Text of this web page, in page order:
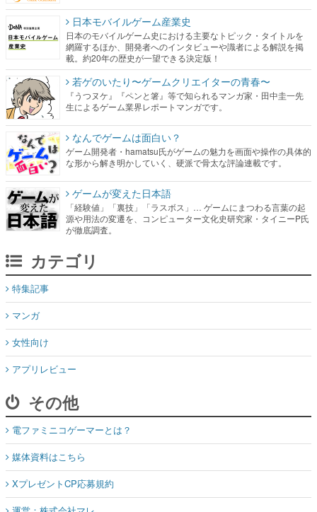
日本モバイルゲーム産業史
日本のモバイルゲーム史における主要なトピック・タイトルを
網羅するほか、開発者へのインタビューや識者による解説を掲
載。約20年の歴史が一望できる決定版！
若ゲのいたり〜ゲームクリエイターの青春〜
『うつヌケ』『ペンと箸』等で知られるマンガ家・田中圭一先
生によるゲーム業界レポートマンガです。
なんでゲームは面白い？
ゲーム開発者・hamatsu氏がゲームの魅力を画面や操作の具体的
な形から解き明かしていく、硬派で骨太な評論連載です。
ゲームが変えた日本語
「経験値」「裏技」「ラスボス」… ゲームにまつわる言葉の起
源や用法の変遷を、コンピューター文化史研究家・タイニーP氏
が徹底調査。
カテゴリ
特集記事
マンガ
女性向け
アプリレビュー
その他
電ファミニコゲーマーとは？
媒体資料はこちら
XプレゼントCP応募規約